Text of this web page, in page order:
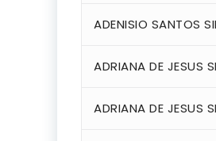
ADENISIO SANTOS
ADRIANA DE JESUS
ADRIANA DE JESUS